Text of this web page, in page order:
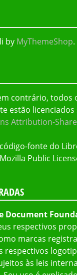
by MyThemeShop.
contrário, todos
estão licenciados
Attribution-
fonte do
Public
Document
respectivos
marcas
respectivos
às leis